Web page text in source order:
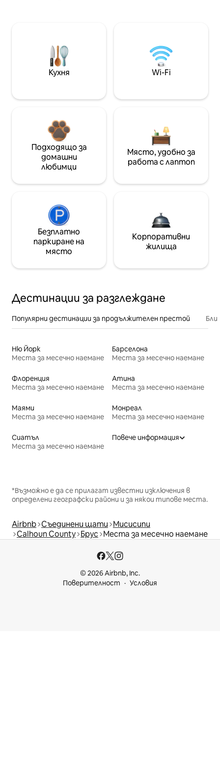
Кухня Wi-Fi
Подходящо за
домашни
любимци
Място, удобно за
работа с лаптоп
Безплатно
паркиране на
място
Корпоративни
жилища
Дестинации за разглеждане
Популярни дестинации за продължителен престой
Ню Йорк
Места за месечно наемане
Барселона
Места за месечно наемане
Флоренция
Места за месечно наемане
Атина
Места за месечно наемане
Маями
Места за месечно наемане
Монреал
Места за месечно наемане
Сиатъл
Места за месечно наемане
Повече информация
*Възможно е да се прилагат известни изключения в
определени географски райони и за някои типове места.
Airbnb Съединени щати Мисисипи
Calhoun County Брус Места за месечно наемане
© 2026 Airbnb, Inc.
Поверителност
Условия